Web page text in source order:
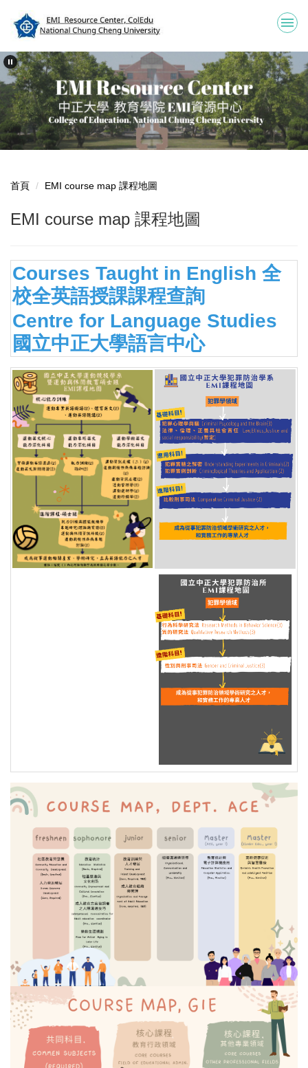
到
要
內
容
區
首頁 EMI course map 課程地圖
EMI course map 課程地圖
Courses Taught in English 全
校全英語授課課程查詢
Centre for Language Studies
國立中正大學語言中心